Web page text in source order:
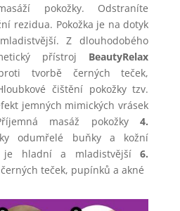
pokožky. Odstraníte
rezidua. Pokožka je na dotyk
Z dlouhodobého
přístroj BeautyRelax
tvorbě černých teček,
čištění pokožky tzv.
jemných mimických vrásek
masáž pokožky4.
odumřelé buňky a kožní
je hladní a mladistvější6.
teček, pupínků a akné